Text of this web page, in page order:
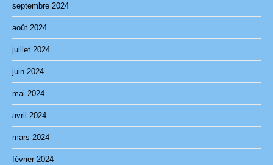
septembre 2024
août 2024
juillet 2024
juin 2024
mai 2024
avril 2024
mars 2024
février 2024